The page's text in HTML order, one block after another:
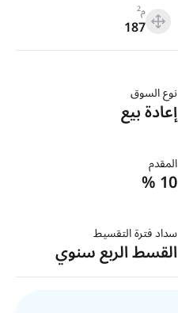
م2
187
نوع السوق
إعادة بيع
المقدم
10 %
سداد فترة التقسيط
القسط الربع سنوي